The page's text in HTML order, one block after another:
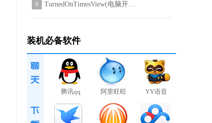
8 TurnedOnTimesView(电脑开关机记录查询软件)
装机必备软件
腾讯qq 阿里旺旺 YY语音